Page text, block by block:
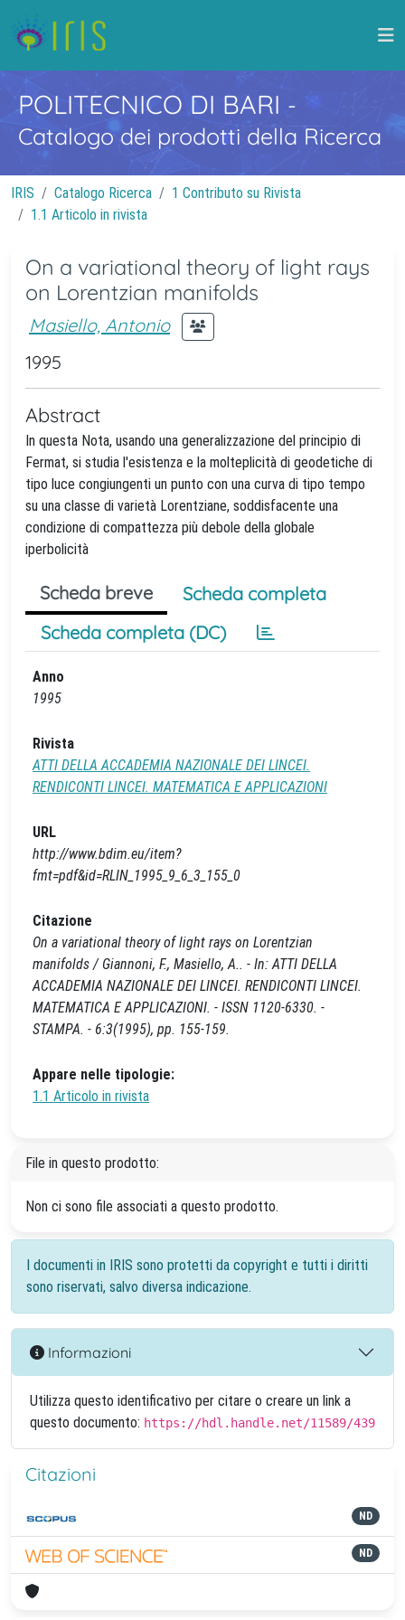
POLITECNICO DI BARI -
Catalogo dei prodotti della Ricerca
IRIS Catalogo Ricerca
1 Contributo su Rivista
1.1 Articolo in rivista
On a variational theory of light rays
on Lorentzian manifolds
Masiello, Antonio
1995
Abstract
In questa Nota, usando una generalizzazione del principio di
Fermat, si studia l'esistenza e la molteplicità di geodetiche di
tipo luce congiungenti un punto con una curva di tipo tempo
su una classe di varietà Lorentziane, soddisfacente una
condizione di compattezza più debole della globale
iperbolicità
Scheda breve
Scheda completa
Scheda completa (DC)
Anno
1995
Rivista
ATTI DELLA ACCADEMIA NAZIONALE DEI LINCEI.
RENDICONTI LINCEI. MATEMATICA E APPLICAZIONI
URL
http://www.bdim.eu/item?
fmt=pdf&id=RLIN_1995_9_6_3_155_0
Citazione
On a variational theory of light rays on Lorentzian
manifolds / Giannoni, F., Masiello, A.. - In: ATTI DELLA
ACCADEMIA NAZIONALE DEI LINCEI. RENDICONTI LINCEI.
MATEMATICA E APPLICAZIONI. - ISSN 1120-6330. -
STAMPA. - 6:3(1995), pp. 155-159.
Appare nelle tipologie:
1.1 Articolo in rivista
File in questo prodotto:
Non ci sono file associati a questo prodotto.
I documenti in IRIS sono protetti da copyright e tutti i diritti
sono riservati, salvo diversa indicazione.
Informazioni
Utilizza questo identificativo per citare o creare un link a
questo documento: https://hdl.handle.net/11589/439
Citazioni
ND
ND